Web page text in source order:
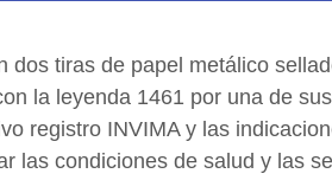
tiras de papel metálico
la leyenda 1461 por una de
registro INVIMA y las
las condiciones de salud y las